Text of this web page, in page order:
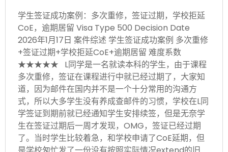
学生签证成功案例：多次重修，签证过期，学校拒延
CoE，逾期居留 Visa Type 500 Decision Date
2026年1月17日 案件综述 学生签证成功案例 多次重修
+签证过期+学校拒延CoE+逾期居留 难度系数
★★★★★ L同学是一名就读本科的学生，由于课程
多次重修，签证在课程进行中就已经过期了，大家知
道，因为邮件在国内并不是一个十分常用的沟通方
式，所以大多学生没有养成查邮件的习惯，学校在L同
学签证到期前就已经通知学生安排续签，但是无奈学
生在签证过期后一周才发现，OMG，签证已经过期
了。当时学生比较着急，和学校申请了CoE延期，但